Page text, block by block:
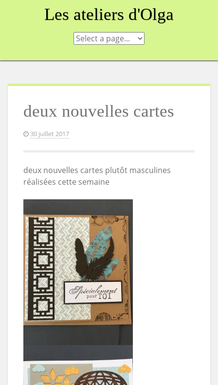
Les ateliers d'Olga
deux nouvelles cartes
30 juillet 2017
deux nouvelles cartes plutôt masculines
réalisées cette semaine